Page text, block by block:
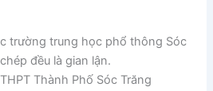
trường trung học phổ thông Sóc
đều là gian lận.
Thành Phố Sóc Trăng